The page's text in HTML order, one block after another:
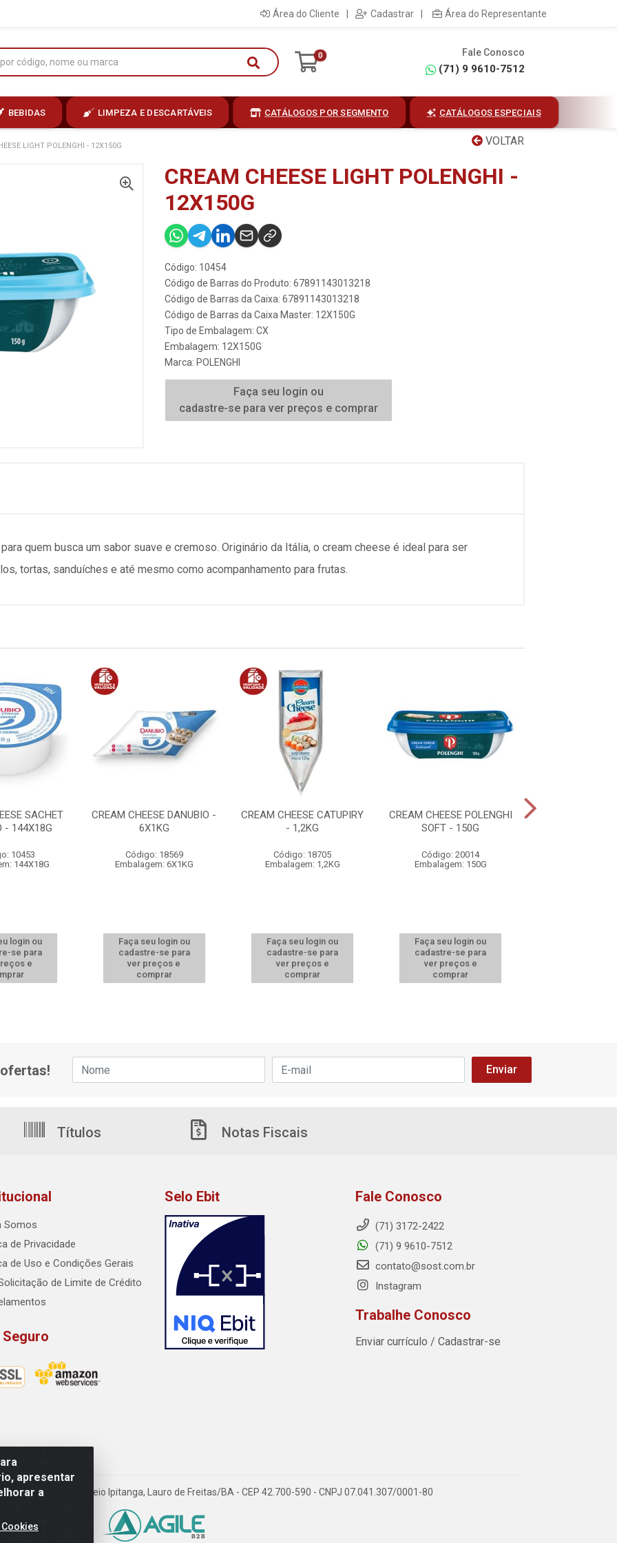
Área do Cliente | Cadastrar | Área do Representante
0 Fale Conosco
(71) 9 9610-7512
BEBIDAS LIMPEZA E DESCARTÁVEIS CATÁLOGOS POR SEGMENTO CATÁLOGOS ESPECIAIS
VOLTAR
LIGHT POLENGHI - 12X150G
CREAM CHEESE LIGHT POLENGHI -
12X150G
Código: 10454
Código de Barras do Produto: 67891143013218
Código de Barras da Caixa: 67891143013218
Código de Barras da Caixa Master: 12X150G
Tipo de Embalagem: CX
Embalagem: 12X150G
Marca: POLENGHI
Faça seu login ou
cadastre-se para ver preços e comprar
quem busca um sabor suave e cremoso. Originário da Itália, o cream cheese é ideal para ser
tortas, sanduíches e até mesmo como acompanhamento para frutas.
SACHET
- 144X18G
10453
144X18G
login ou
se para
e
CREAM CHEESE DANUBIO -
6X1KG
Código: 18569
Embalagem: 6X1KG
Faça seu login ou
cadastre-se para
ver preços e
comprar
CREAM CHEESE CATUPIRY
- 1,2KG
Código: 18705
Embalagem: 1,2KG
Faça seu login ou
cadastre-se para
ver preços e
comprar
CREAM CHEESE POLENGHI
SOFT - 150G
Código: 20014
Embalagem: 150G
Faça seu login ou
cadastre-se para
ver preços e
comprar
apresentar
a
Títulos Notas Fiscais
Somos
de Privacidade
de Uso e Condições Gerais
de Limite de Crédito
Selo Ebit Fale Conosco
(71) 3172-2422
(71) 9 9610-7512
contato@sost.com.br
Instagram
Trabalhe Conosco
Enviar currículo / Cadastrar-se
Rissut, 254 - Recreio Ipitanga, Lauro de Freitas/BA - CEP 42.700-590 - CNPJ 07.041.307/0001-80